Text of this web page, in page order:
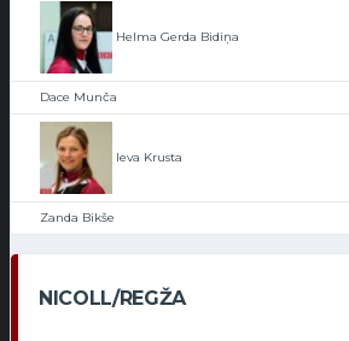
Helma Gerda Bidiņa
Dace Munča
Ieva Krusta
Zanda Bikše
NICOLL/REGŽA